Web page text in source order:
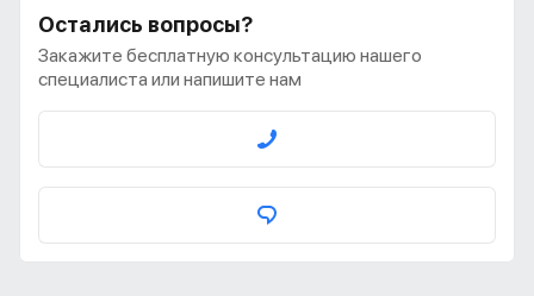
Остались вопросы?
Закажите бесплатную консультацию нашего
специалиста или напишите нам